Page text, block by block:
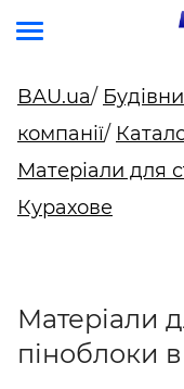
BAU.ua/
компанії/
Матеріали для
Курахове
Матеріали
піноблоки